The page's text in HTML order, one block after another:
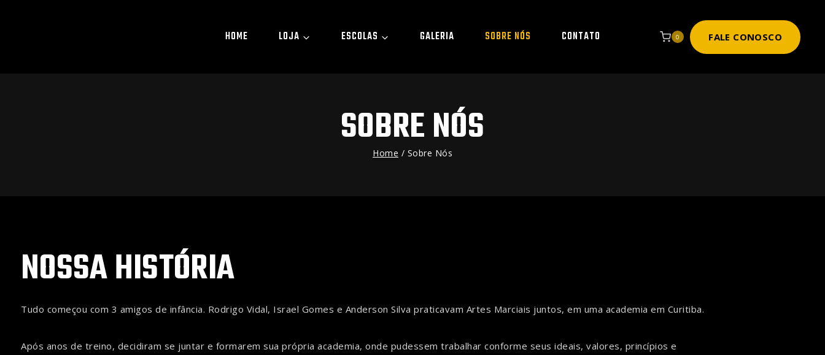
HOME LOJA ESCOLAS GALERIA SOBRE NÓS CONTATO 0 FALE CONOSCO
SOBRE NÓS
Home / Sobre Nós
NOSSA HISTÓRIA
Tudo começou com 3 amigos de infância. Rodrigo Vidal, Israel Gomes e Anderson Silva praticavam Artes Marciais juntos, em uma academia em Curitiba.
Após anos de treino, decidiram se juntar e formarem sua própria academia, onde pudessem trabalhar conforme seus ideais, valores, princípios e